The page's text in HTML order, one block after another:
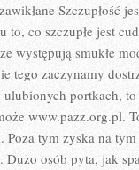
Szczupłość
to, co szczupłe jest
występują smukłe
tego zaczynamy
ulubionych portkach,
www.pazz.org.pl.
Poza tym zyska na
osób pyta, jak